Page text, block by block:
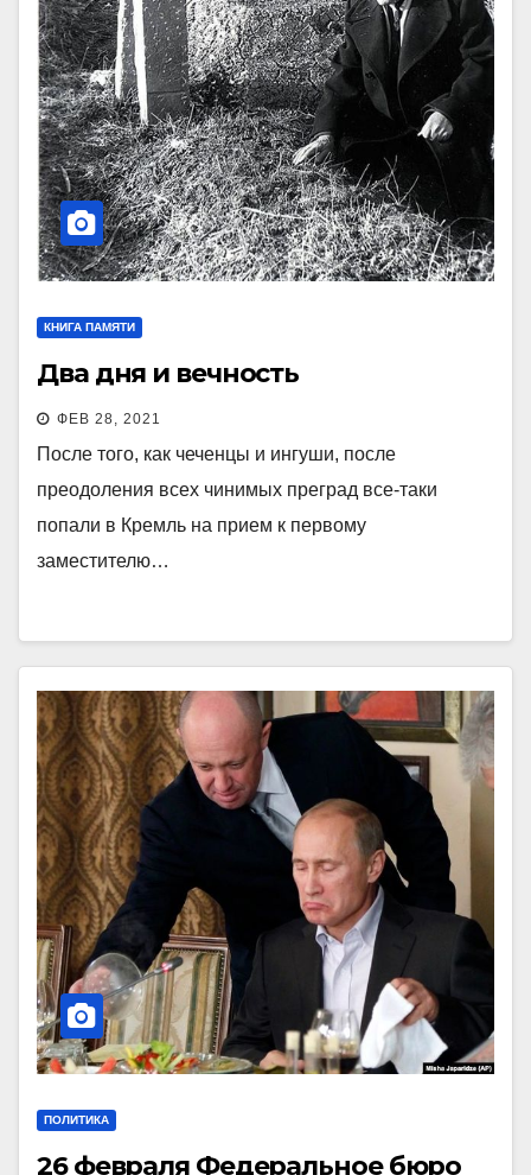
КНИГА ПАМЯТИ
Два дня и вечность
ФЕВ 28, 2021
После того, как чеченцы и ингуши, после
преодоления всех чинимых преград все-таки
попали в Кремль на прием к первому
заместителю…
ПОЛИТИКА
26 февраля Федеральное бюро